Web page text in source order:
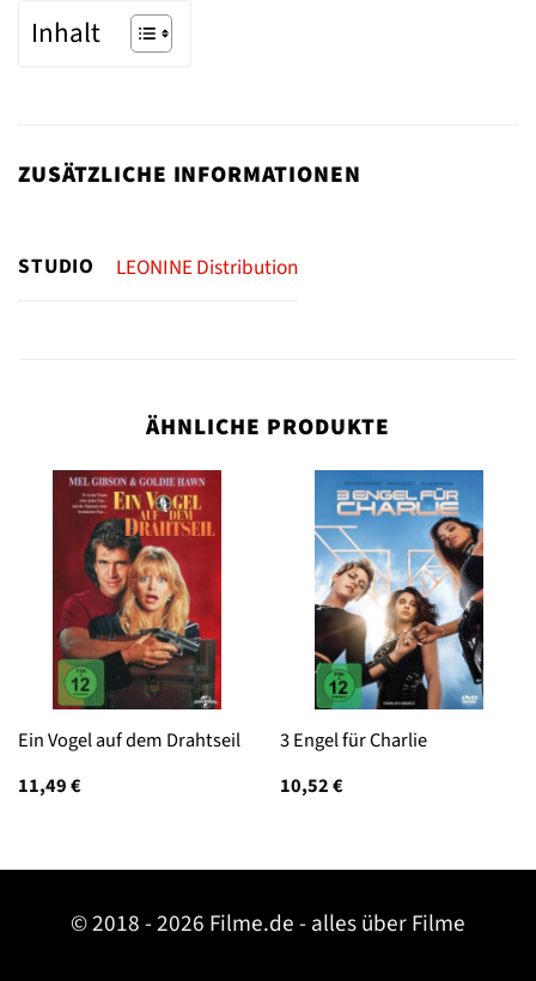
Inhalt
ZUSÄTZLICHE INFORMATIONEN
STUDIO LEONINE Distribution
ÄHNLICHE PRODUKTE
Ein Vogel auf dem Drahtseil
11,49€
3 Engel für Charlie
10,52€
© 2018 - 2026 Filme.de - alles über Filme